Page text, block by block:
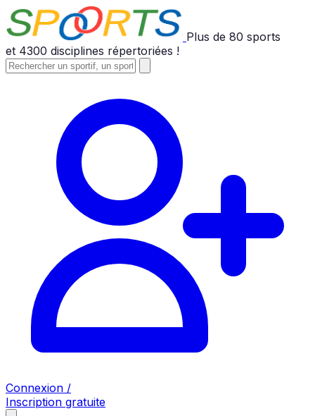
Plus de 80 sports
et 4300 disciplines répertoriées !
Connexion /
Inscription gratuite